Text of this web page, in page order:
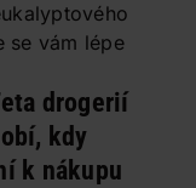
se vám lépe
drogerií
kdy
k nákupu